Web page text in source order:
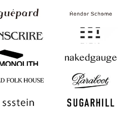
Hender Scheme
nakedgauge
FOLK
Paraboot
SUGARHILL